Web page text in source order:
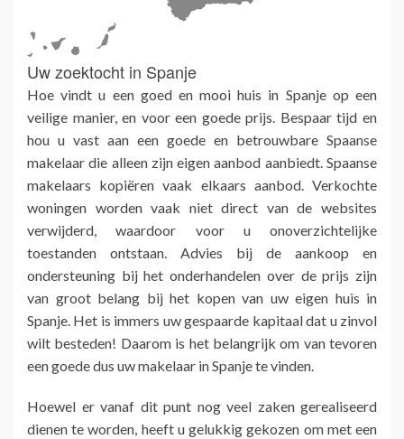
Uw zoektocht in Spanje
Hoe vindt u een goed en mooi huis in Spanje op een
veilige manier, en voor een goede prijs. Bespaar tijd en
hou u vast aan een goede en betrouwbare Spaanse
makelaar die alleen zijn eigen aanbod aanbiedt. Spaanse
makelaars kopiëren vaak elkaars aanbod. Verkochte
woningen worden vaak niet direct van de websites
verwijderd, waardoor voor u onoverzichtelijke
toestanden ontstaan. Advies bij de aankoop en
ondersteuning bij het onderhandelen over de prijs zijn
van groot belang bij het kopen van uw eigen huis in
Spanje. Het is immers uw gespaarde kapitaal dat u zinvol
wilt besteden! Daarom is het belangrijk om van tevoren
een goede dus uw makelaar in Spanje te vinden.
Hoewel er vanaf dit punt nog veel zaken gerealiseerd
dienen te worden, heeft u gelukkig gekozen om met een